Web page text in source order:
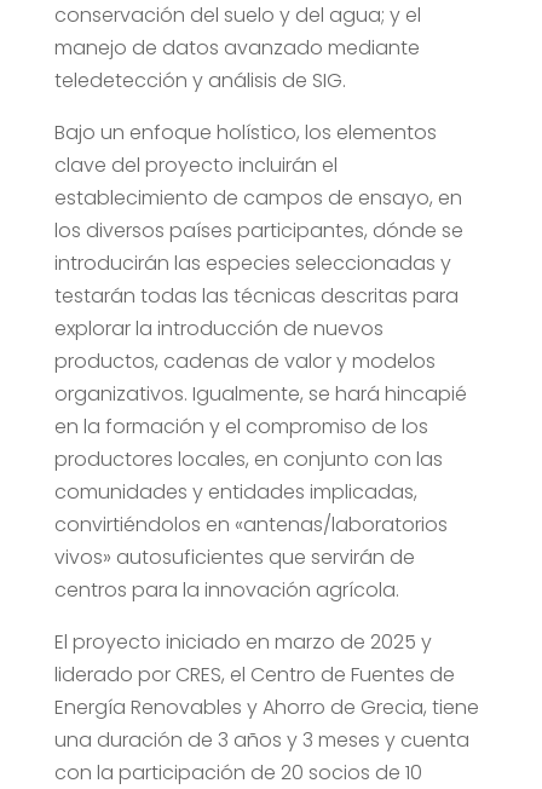
conservación del suelo y del agua; y el
manejo de datos avanzado mediante
teledetección y análisis de SIG.
Bajo un enfoque holístico, los elementos
clave del proyecto incluirán el
establecimiento de campos de ensayo, en
los diversos países participantes, dónde se
introducirán las especies seleccionadas y
testarán todas las técnicas descritas para
explorar la introducción de nuevos
productos, cadenas de valor y modelos
organizativos. Igualmente, se hará hincapié
en la formación y el compromiso de los
productores locales, en conjunto con las
comunidades y entidades implicadas,
convirtiéndolos en «antenas/laboratorios
vivos» autosuficientes que servirán de
centros para la innovación agrícola.
El proyecto iniciado en marzo de 2025 y
liderado por CRES, el Centro de Fuentes de
Energía Renovables y Ahorro de Grecia, tiene
una duración de 3 años y 3 meses y cuenta
con la participación de 20 socios de 10